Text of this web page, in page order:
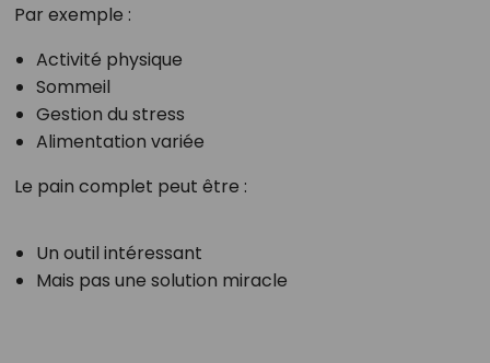
Par exemple :
Activité physique
Sommeil
Gestion du stress
Alimentation variée
Le pain complet peut être :
Un outil intéressant
Mais pas une solution miracle